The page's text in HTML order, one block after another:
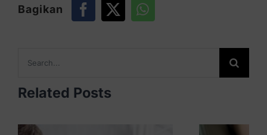
Bagikan
for:
Related Posts